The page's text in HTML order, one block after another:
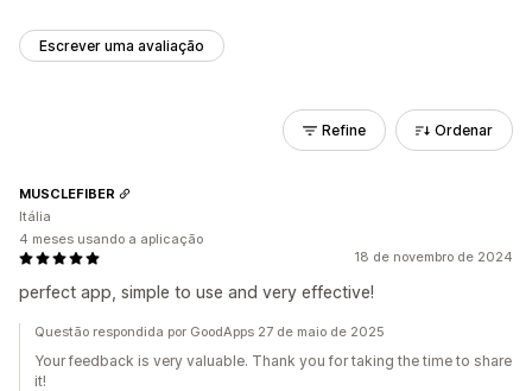
Escrever uma avaliação
Refine Ordenar
18 de novembro de 2024
perfect app, simple to use and very effective!
MUSCLEFIBER
Itália
4 meses usando a aplicação
Questão respondida por GoodApps 27 de maio de 2025
Your feedback is very valuable. Thank you for taking the time to share
it!